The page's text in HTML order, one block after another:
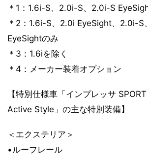
＊1：1.6i-S、2.0i-S、2.0i-S
＊2：1.6i-S、2.0i EyeSight、2.0i-S
EyeSightのみ
＊3：1.6iを除く
＊4：メーカー装着オプション
【特別仕様車「インプレッサ
Active Style」の主な特別装備】
＜エクステリア＞
•ルーフレール